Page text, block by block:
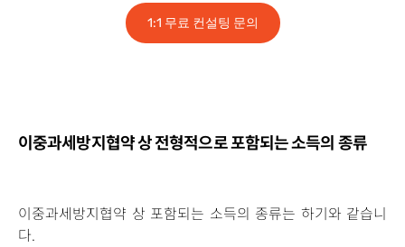
1:1 무료 컨설팅 문의
이중과세방지협약 상 전형적으로 포함되는 소득의 종류
이중과세방지협약 상 포함되는 소득의 종류는 하기와 같습니
다.